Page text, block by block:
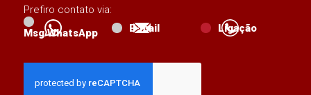
Prefiro contato via:
Msg WhatsApp
E-mail Ligação